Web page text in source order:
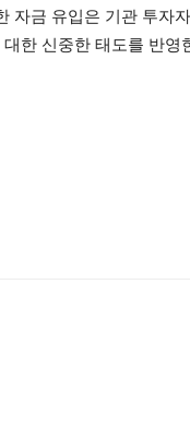
자금 유입은 기관 투자
한 신중한 태도를 반영